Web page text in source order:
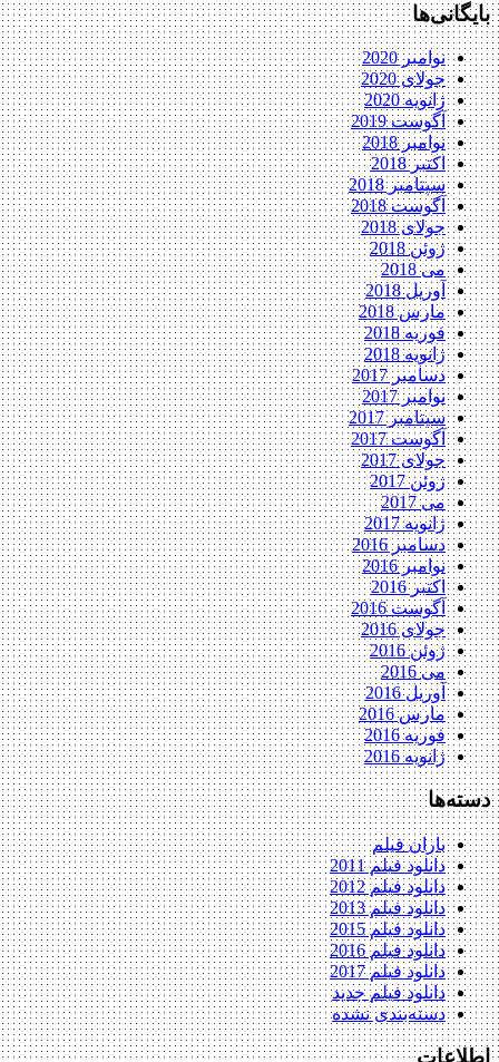
بایگانی‌ها
نوامبر 2020
جولای 2020
ژانویه 2020
آگوست 2019
نوامبر 2018
اکتبر 2018
سپتامبر 2018
آگوست 2018
جولای 2018
ژوئن 2018
می 2018
آوریل 2018
مارس 2018
فوریه 2018
ژانویه 2018
دسامبر 2017
نوامبر 2017
سپتامبر 2017
آگوست 2017
جولای 2017
ژوئن 2017
می 2017
ژانویه 2017
دسامبر 2016
نوامبر 2016
اکتبر 2016
آگوست 2016
جولای 2016
ژوئن 2016
می 2016
آوریل 2016
مارس 2016
فوریه 2016
ژانویه 2016
دسته‌ها
باران فیلم
دانلود فیلم 2011
دانلود فیلم 2012
دانلود فیلم 2013
دانلود فیلم 2015
دانلود فیلم 2016
دانلود فیلم 2017
دانلود فیلم جدید
دسته‌بندی نشده
اطلاعات